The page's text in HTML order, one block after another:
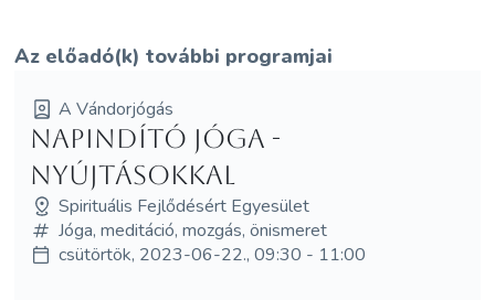
Az előadó(k) további programjai
A Vándorjógás
Napindító jóga -
nyújtásokkal
Spirituális Fejlődésért Egyesület
Jóga, meditáció, mozgás, önismeret
csütörtök, 2023-06-22., 09:30 - 11:00